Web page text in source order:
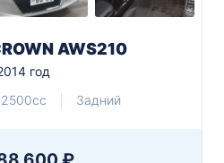
AWS210
год
2500cc Задний